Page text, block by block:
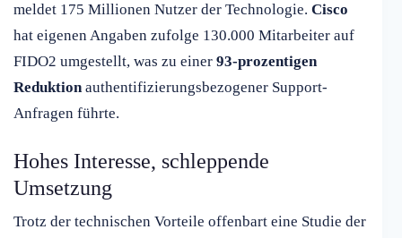
meldet 175 Millionen Nutzer der Technologie. Cisco
hat eigenen Angaben zufolge 130.000 Mitarbeiter auf
FIDO2 umgestellt, was zu einer 93-prozentigen
Reduktionauthentifizierungsbezogener Support-
Anfragen führte.
Hohes Interesse, schleppende
Umsetzung
Trotz der technischen Vorteile offenbart eine Studie der